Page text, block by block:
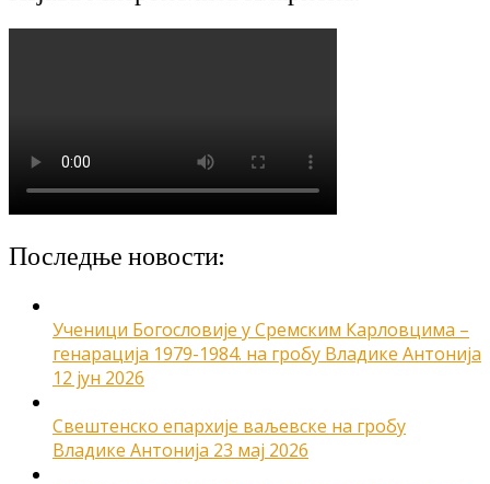
Последње новости:
Ученици Богословије у Сремским Карловцима –
генарација 1979-1984. на гробу Владике Антонија
12 јун 2026
Свештенско епархије ваљевске на гробу
Владике Антонија 23 мај 2026